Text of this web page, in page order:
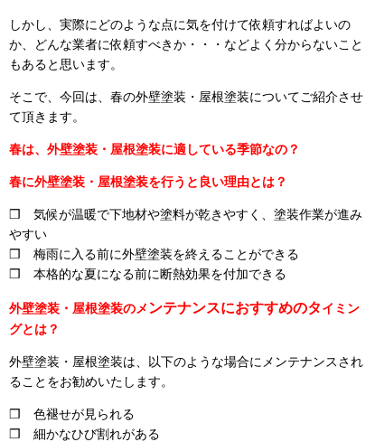
しかし、実際にどのような点に気を付けて依頼すればよいの
か、どんな業者に依頼すべきか・・・などよく分からないこと
もあると思います。
そこで、今回は、春の外壁塗装・屋根塗装についてご紹介させ
て頂きます。
春は、外壁塗装・屋根塗装に適している季節なの？
春に外壁塗装・屋根塗装を行うと良い理由とは？
❒ 気候が温暖で下地材や塗料が乾きやすく、塗装作業が進み
やすい
❒ 梅雨に入る前に外壁塗装を終えることができる
❒ 本格的な夏になる前に断熱効果を付加できる
外壁塗装・屋根塗装のメ ンテナンスにおすすめのタイミン
グとは？
外壁塗装・屋根塗装は、以下のような場合にメンテナンスされ
ることをお勧めいたします。
❒ 色褪せが見られる
❒ 細かなひび割れがある